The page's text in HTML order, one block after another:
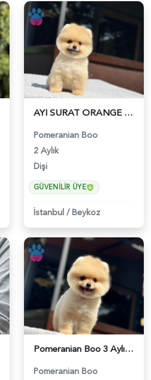
AYI SURAT ORANGE POMERANIAN BOO | RUHSATLI ÜRETİM ÇİFTLİĞİ - 6202
Pomeranian Boo
2 Aylık
Dişi
GÜVENILIR ÜYE
İstanbul /Beykoz
Pomeranian Boo 3 Aylık Bebek Yavrular - 6178
Pomeranian Boo